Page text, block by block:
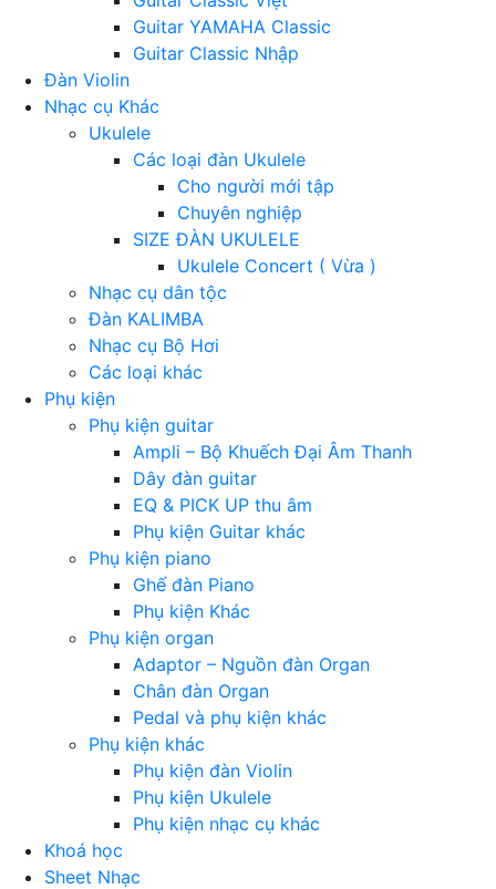
Guitar YAMAHA Classic
Guitar Classic Nhập
Đàn Violin
Nhạc cụ Khác
Ukulele
Các loại đàn Ukulele
Cho người mới tập
Chuyên nghiệp
SIZE ĐÀN UKULELE
Ukulele Concert ( Vừa )
Nhạc cụ dân tộc
Đàn KALIMBA
Nhạc cụ Bộ Hơi
Các loại khác
Phụ kiện
Phụ kiện guitar
Ampli – Bộ Khuếch Đại Âm Thanh
Dây đàn guitar
EQ & PICK UP thu âm
Phụ kiện Guitar khác
Phụ kiện piano
Ghế đàn Piano
Phụ kiện Khác
Phụ kiện organ
Adaptor – Nguồn đàn Organ
Chân đàn Organ
Pedal và phụ kiện khác
Phụ kiện khác
Phụ kiện đàn Violin
Phụ kiện Ukulele
Phụ kiện nhạc cụ khác
Khoá học
Sheet Nhạc